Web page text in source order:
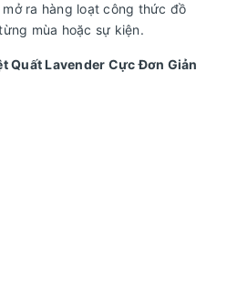
ra hàng loạt công thức đồ
mùa hoặc sự kiện.
Quất Lavender Cực Đơn Giản